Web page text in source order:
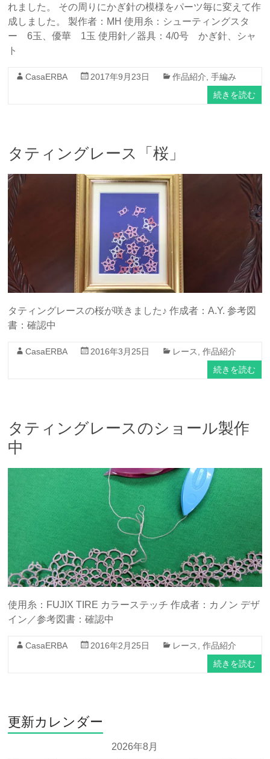
れました。 その周りにかぎ針の模様をパーツ毎に変えて作
成しました。 製作者：MH 使用糸：シューティングスタ
ー 6玉、優華 1玉 使用針／器具：4/0号 かぎ針、シャ
ト
CasaERBA 2017年9月23日 作品紹介,手編み
続きを読む
タティングレース「桜」
タティングレースの桜が咲きました♪ 作成者：A.Y. 参考図
書：確認中
CasaERBA 2016年3月25日 レース ,作品紹介
続きを読む
タティングレースのショール製作
中
使用糸：FUJIX TIRE カラーステッチ 作成者：カノン デザ
イン／参考図書：確認中
CasaERBA 2016年2月25日 レース ,作品紹介
続きを読む
更新カレンダー
2026年8月